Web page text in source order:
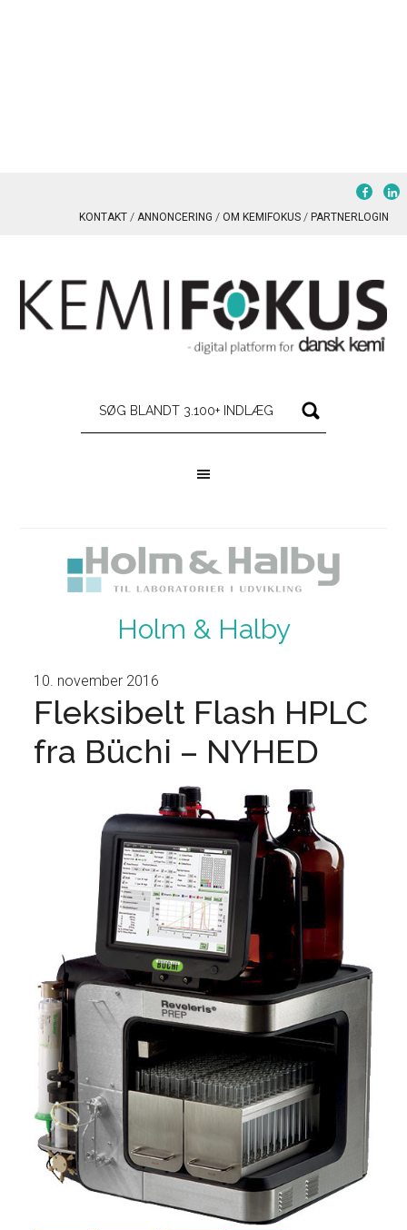
KONTAKT ANNONCERING OM KEMIFOKUS PARTNERLOGIN
Holm & Halby
10. november 2016
Fleksibelt Flash HPLC
fra Büchi – NYHED